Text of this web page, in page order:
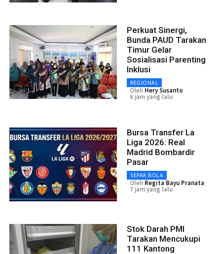
Perkuat Sinergi,
Bunda PAUD Tarakan
Timur Gelar
Sosialisasi Parenting
Inklusi
REGIONAL
Oleh Hery Susanto
6 jam yang lalu
Bursa Transfer La
Liga 2026: Real
Madrid Bombardir
Pasar
SEPAK BOLA
Oleh Regita Bayu Pranata
7 jam yang lalu
Stok Darah PMI
Tarakan Mencukupi
111 Kantong